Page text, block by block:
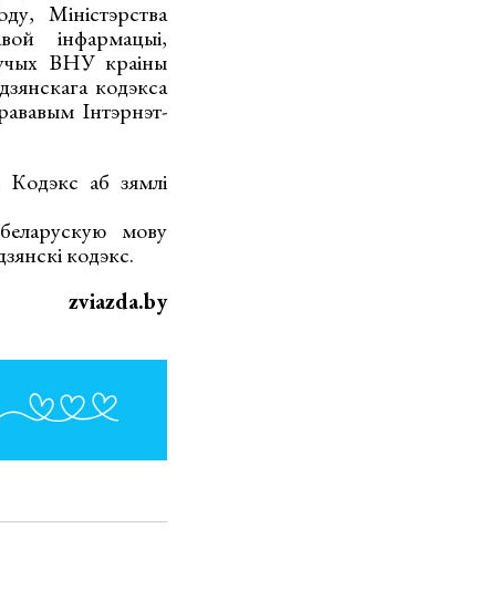
Міністэрства
інфармацыі,
ВНУ краіны
кодэкса
Iнтэрнэт-
аб зямлі
мову
кодэкс.
zviazda.by